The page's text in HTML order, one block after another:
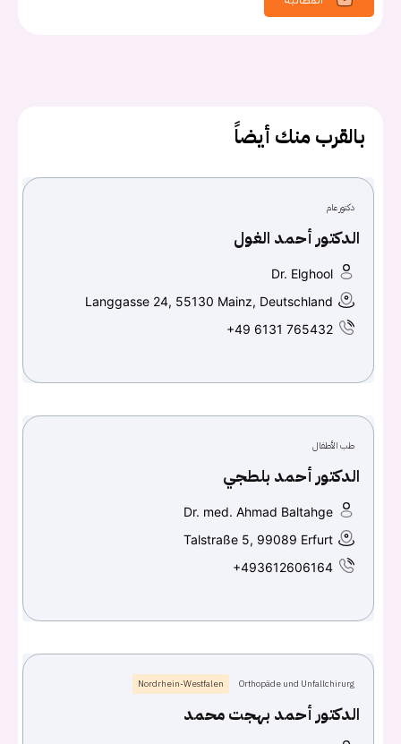
اسم المستخدم أو البريد الالكتروني
كلمه السر هل نسيت كلمة السر؟
بالقرب منك أيضاً
دكتور عام
الدكتور أحمد الغول
Dr. Elghool
Langgasse 24, 55130 Mainz, Deutschland
+49 6131 765432
طب الأطفال
الدكتور أحمد بلطجي
Dr. med. Ahmad Baltahge
Talstraße 5, 99089 Erfurt
+493612606164
Orthopäde und Unfallchirurg
Nordrhein-Westfalen
الدكتور أحمد بهجت محمد